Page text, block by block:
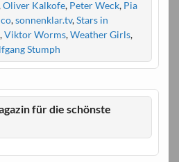
Oliver Kalkofe, Peter Weck, Pia
,sonnenklar.tv,Stars in
,Viktor Worms,Weather Girls,
Stumph
für die schönste